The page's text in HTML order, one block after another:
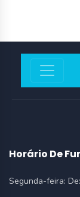
Horário De
Segunda-feira: